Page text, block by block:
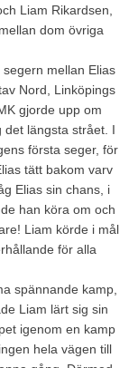
Liam Rikardsen,
dom övriga
mellan Elias
Nord, Linköpings
gjorde upp om
det längsta strået. I
första seger, för
tätt bakom varv
Elias sin chans, i
han köra om och
Liam körde i mål
för alla
spännande kamp,
Liam lärt sig sin
igenom en kamp
hela vägen till